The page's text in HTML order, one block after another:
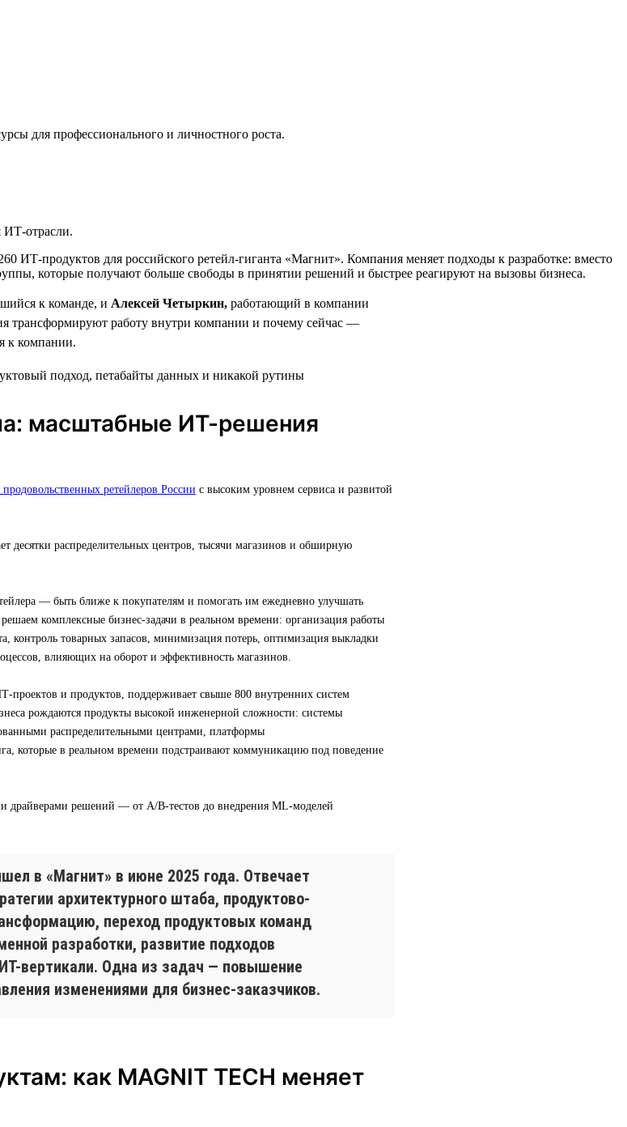
для профессионального и личностного роста.
ИТ-отрасли.
ИТ-продуктов для российского ретейл-гиганта «Магнит». Компания меняет подходы к разработке: вместо
которые получают больше свободы в принятии решений и быстрее реагируют на вызовы бизнеса.
к команде, и Алексей Четыркин, работающий в компании
трансформируют работу внутри компании и почему сейчас —
к компании.
масштабные ИТ-решения
ретейлеров России с высоким уровнем сервиса и развитой
десятки распределительных центров, тысячи магазинов и обширную
— быть ближе к покупателям и помогать им ежедневно улучшать
комплексные бизнес-задачи в реальном времени: организация работы
контроль товарных запасов, минимизация потерь, оптимизация выкладки
влияющих на оборот и эффективность магазинов.
проектов и продуктов, поддерживает свыше 800 внутренних систем
рождаются продукты высокой инженерной сложности: системы
распределительными центрами, платформы
которые в реальном времени подстраивают коммуникацию под поведение
драйверами решений — от A/B-тестов до внедрения ML-моделей
в «Магнит» в июне 2025 года. Отвечает
архитектурного штаба, продуктово-
переход продуктовых команд
разработки, развитие подходов
вертикали. Одна из задач — повышение
изменениями для бизнес-заказчиков.
как MAGNIT TECH меняет